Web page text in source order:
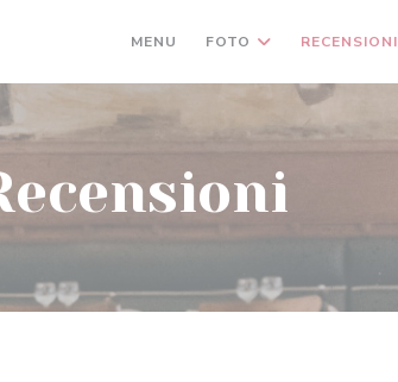
MENU FOTO RECENSIONI